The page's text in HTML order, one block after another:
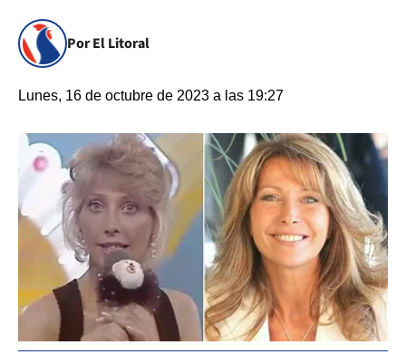
Por El Litoral
Lunes, 16 de octubre de 2023 a las 19:27